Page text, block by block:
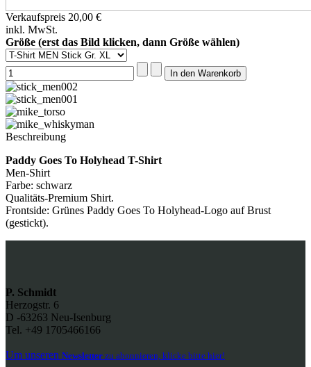
Verkaufspreis 20,00 €
inkl. MwSt.
Größe (erst das Bild klicken, dann Größe wählen)
Beschreibung
Paddy Goes To Holyhead T-Shirt
Men-Shirt
Farbe: schwarz
Qualitäts-Premium Shirt.
Frontside: Grünes Paddy Goes To Holyhead-Logo auf Brust
(gestickt).
P. Schmidt
Herzogstr. 6
D -63263 Neu-Isenburg
Tel. +49 1705466166
Um unseren Newsletter zu abonnieren, klicke bitte hier!